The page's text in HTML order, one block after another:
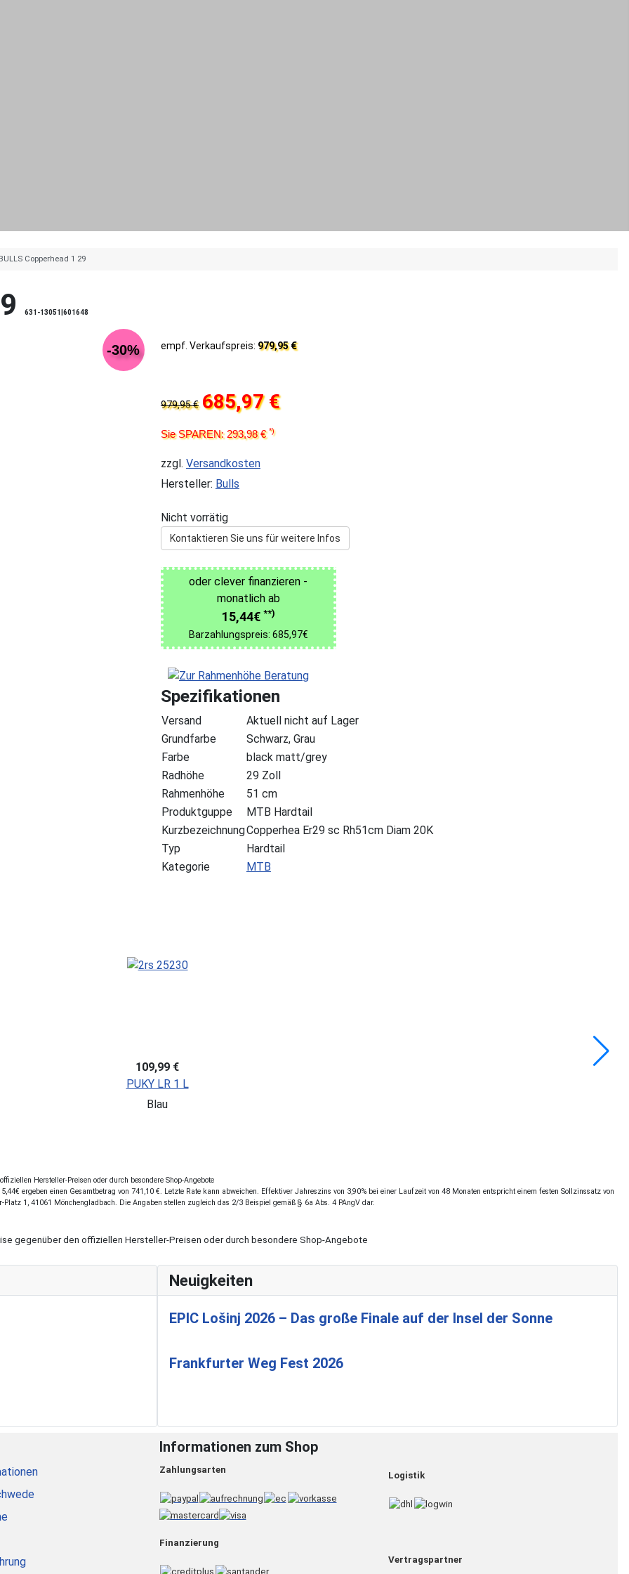
BULLS Copperhead 1 29
631-13051|601648
-30% empf. Verkaufspreis: 979,95 €
979,95 € 685,97 €
Sie SPAREN: 293,98 €*)
zzgl. Versandkosten
Hersteller: Bulls
Nicht vorrätig
Kontaktieren Sie uns für weitere Infos
oder clever finanzieren -
monatlich ab
15,44€ **)
Barzahlungspreis: 685,97€
Spezifikationen
Versand
Aktuell nicht auf Lager
Grundfarbe
Schwarz, Grau
Farbe
black matt/grey
Radhöhe
29 Zoll
Rahmenhöhe
51 cm
Produktguppe
MTB Hardtail
KurzbezeichnungCopperhea Er29 sc Rh51cm Diam 20K
Typ
Hardtail
Kategorie
MTB
109,99 €
PUKY LR 1 L
Blau
Hersteller-Preisen oder durch besondere Shop-Angebote
ergeben einen Gesamtbetrag von 741,10 €. Letzte Rate kann abweichen. Effektiver Jahreszins von 3,90% bei einer Laufzeit von 48 Monaten entspricht einem festen Sollzinssatz von
1, 41061 Mönchengladbach. Die Angaben stellen zugleich das 2/3 Beispiel gemäß § 6a Abs. 4 PAngV dar.
gegenüber den offiziellen Hersteller-Preisen oder durch besondere Shop-Angebote
Neuigkeiten
EPIC Lošinj 2026 – Das große Finale auf der Insel der Sonne
Frankfurter Weg Fest 2026
Informationen zum Shop
Zahlungsarten
Finanzierung
Logistik
Vertragspartner